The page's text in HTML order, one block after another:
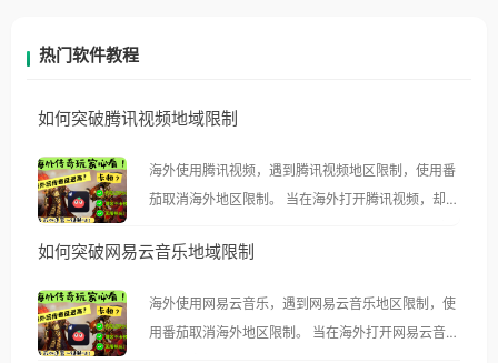
热门软件教程
如何突破腾讯视频地域限制
海外使用腾讯视频，遇到腾讯视频地区限制，使用番
茄取消海外地区限制。 当在海外打开腾讯视频，却突
示语。 海外用户如香港、澳门、台湾、美国、加拿
像其他音乐平台一样，出现地区及版权限制问题，且
仅能在中国大陆地区播放。 遇到这个问题的朋友们，
如何突破网易云音乐地域限制
海外使用网易云音乐，遇到网易云音乐地区限制，使
用番茄取消海外地区限制。 当在海外打开网易云音